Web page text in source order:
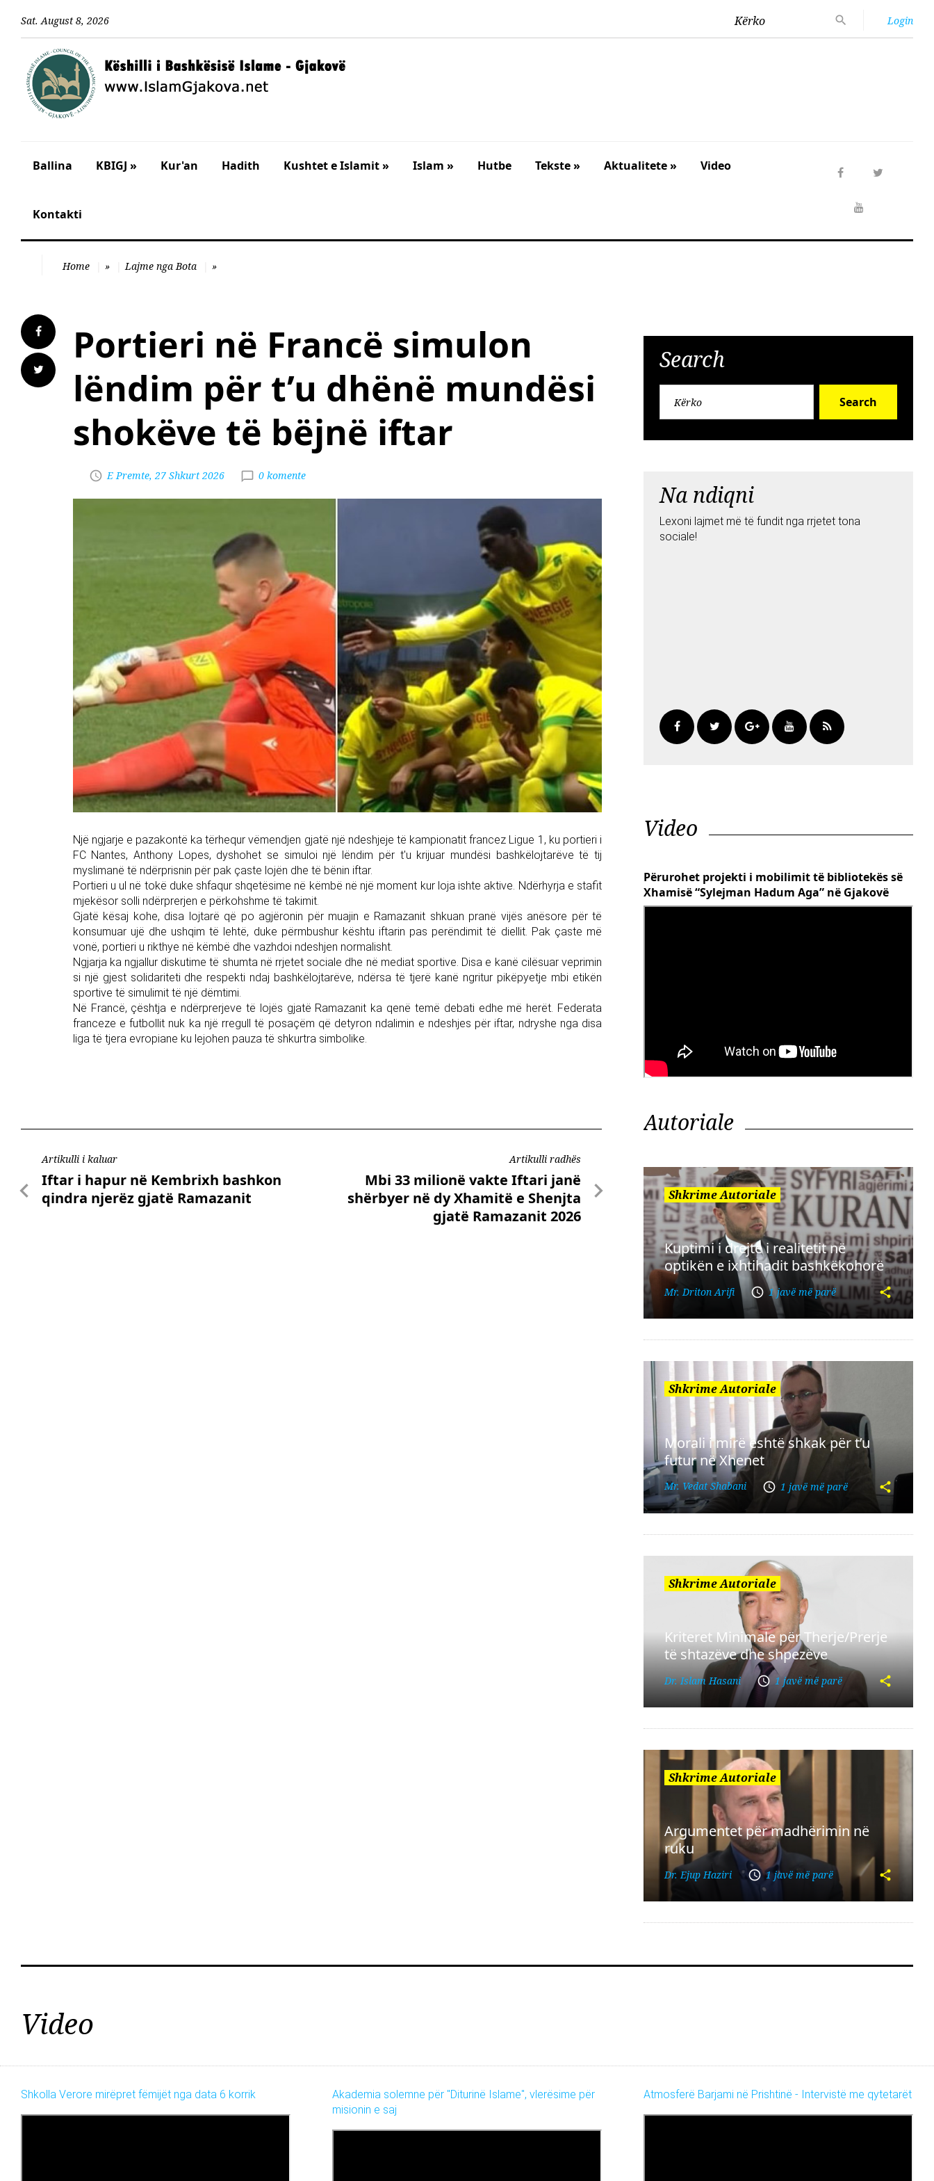
Sat. August 8, 2026 Kërko Login
Ballina KBIGJ » Kur'an Hadith Kushtet e Islamit » Islam » Hutbe Tekste » Aktualitete » Video
Kontakti
Home » Lajme nga Bota »
Portieri në Francë simulon
lëndim për t’u dhënë mundësi
shokëve të bëjnë iftar
E Premte, 27 Shkurt 2026 0 komente
Një ngjarje e pazakontë ka tërhequr vëmendjen gjatë një ndeshjeje të kampionatit francez Ligue 1, ku portieri i
FC Nantes, Anthony Lopes, dyshohet se simuloi një lëndim për t'u krijuar mundësi bashkëlojtarëve të tij
myslimanë të ndërprisnin për pak çaste lojën dhe të bënin iftar.
Portieri u ul në tokë duke shfaqur shqetësime në këmbë në një moment kur loja ishte aktive. Ndërhyrja e stafit
mjekësor solli ndërprerjen e përkohshme të takimit.
Gjatë kësaj kohe, disa lojtarë që po agjëronin për muajin e Ramazanit shkuan pranë vijës anësore për të
konsumuar ujë dhe ushqim të lehtë, duke përmbushur kështu iftarin pas perëndimit të diellit. Pak çaste më
vonë, portieri u rikthye në këmbë dhe vazhdoi ndeshjen normalisht.
Ngjarja ka ngjallur diskutime të shumta në rrjetet sociale dhe në mediat sportive. Disa e kanë cilësuar veprimin
si një gjest solidariteti dhe respekti ndaj bashkëlojtarëve, ndërsa të tjerë kanë ngritur pikëpyetje mbi etikën
sportive të simulimit të një dëmtimi.
Në Francë, çështja e ndërprerjeve të lojës gjatë Ramazanit ka qenë temë debati edhe më herët. Federata
franceze e futbollit nuk ka një rregull të posaçëm që detyron ndalimin e ndeshjes për iftar, ndryshe nga disa
liga të tjera evropiane ku lejohen pauza të shkurtra simbolike.
Artikulli i kaluar
Iftar i hapur në Kembrixh bashkon
qindra njerëz gjatë Ramazanit
Artikulli radhës
Mbi 33 milionë vakte Iftari janë
shërbyer në dy Xhamitë e Shenjta
gjatë Ramazanit 2026
Search
Search
Na ndiqni
Lexoni lajmet më të fundit nga rrjetet tona
sociale!
Video
Përurohet projekti i mobilimit të bibliotekës së
Xhamisë “Sylejman Hadum Aga” në Gjakovë
Autoriale
Shkrime Autoriale
Kuptimi i drejtë i realitetit në
optikën e ixhtihadit bashkëkohorë
Mr. Driton Arifi 1 javë më parë
Shkrime Autoriale
Morali i mirë është shkak për t’u
futur në Xhenet
Mr. Vedat Shabani 1 javë më parë
Shkrime Autoriale
Kriteret Minimale për Therje/Prerje
të shtazëve dhe shpezëve
Dr. Islam Hasani 1 javë më parë
Shkrime Autoriale
Argumentet për madhërimin në
ruku
Dr. Ejup Haziri 1 javë më parë
Video
Shkolla Verore mirëpret fëmijët nga data 6 korrik
Akademia solemne për "Diturinë Islame", vlerësime për
misionin e saj
Atmosferë Barjami në Prishtinë - Intervistë me qytetarët